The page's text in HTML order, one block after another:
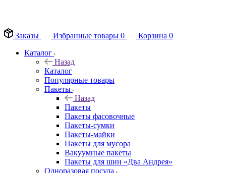
Заказы
Избранные товары 0 Корзина 0
Каталог
Назад
Каталог
Популярные товары
Пакеты
Назад
Пакеты
Пакеты фасовочные
Пакеты-сумки
Пакеты-майки
Пакеты для мусора
Вакуумные пакеты
Пакеты для шин «Два Андрея»
Одноразовая посуда